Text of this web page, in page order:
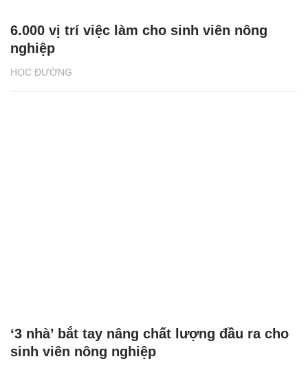
HỌC ĐƯỜNG
6.000 vị trí việc làm cho sinh viên nông
nghiệp
‘3 nhà’ bắt tay nâng chất lượng đầu ra cho
sinh viên nông nghiệp